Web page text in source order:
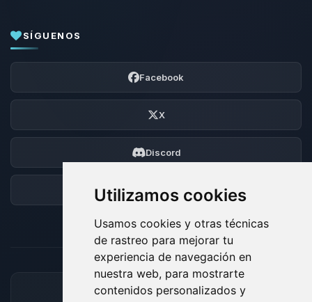
Utilizamos cookies
Usamos cookies y otras técnicas
de rastreo para mejorar tu
experiencia de navegación en
nuestra web, para mostrarte
contenidos personalizados y
SÍGUENOS
Facebook
X
Discord
Foro
MÉTODOS DE PAGO ACEPTADOS